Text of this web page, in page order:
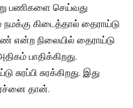
பணிகளை செய்வது
கிடைத்தால் தைராய்டு
என்ற நிலையில் தைராய்டு
பாதிக்கிறது.
சுரக்கிறது. இது
தான்.